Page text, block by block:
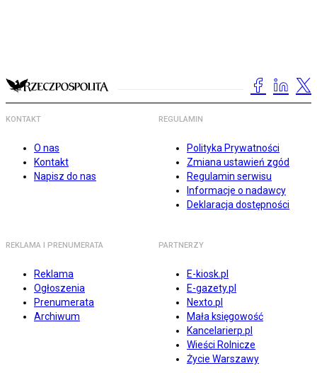
KONTAKT
O nas
Kontakt
Napisz do nas
REGULAMIN
Polityka Prywatności
Zmiana ustawień zgód
Regulamin serwisu
Informacje o nadawcy
Deklaracja dostępności
REKLAMA I PRENUMERATA
Reklama
Ogłoszenia
Prenumerata
Archiwum
PARTNERZY
E-kiosk.pl
E-gazety.pl
Nexto.pl
Mała księgowość
Kancelarierp.pl
Wieści Rolnicze
Życie Warszawy